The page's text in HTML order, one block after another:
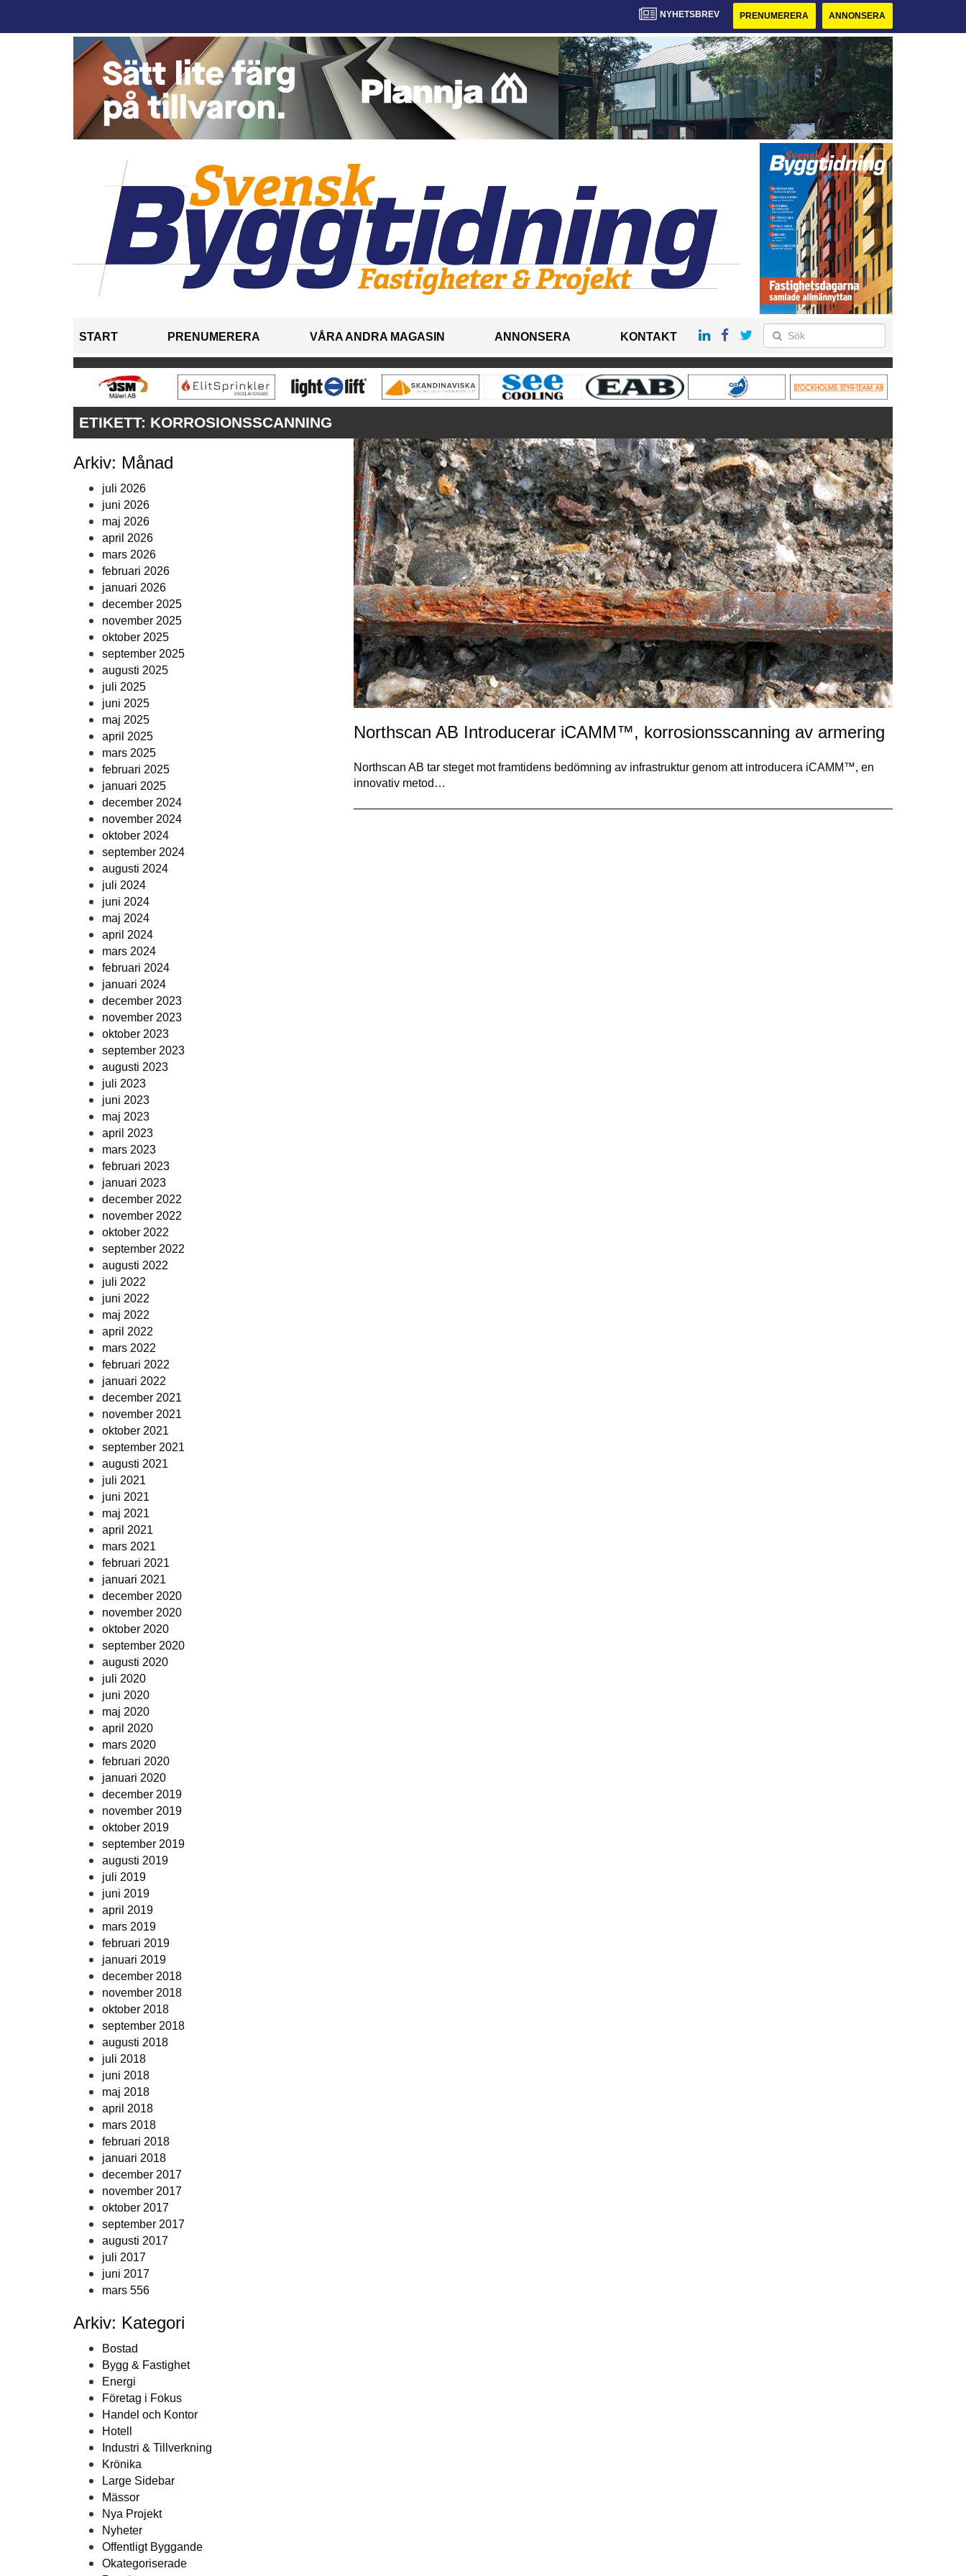
NYHETSBREV PRENUMERERA ANNONSERA
START PRENUMERERA VÅRA ANDRA MAGASIN ANNONSERA KONTAKT
ETIKETT: KORROSIONSSCANNING
Arkiv: Månad
juli 2026
juni 2026
maj 2026
april 2026
mars 2026
februari 2026
januari 2026
december 2025
november 2025
oktober 2025
september 2025
augusti 2025
juli 2025
juni 2025
maj 2025
april 2025
mars 2025
februari 2025
januari 2025
december 2024
november 2024
oktober 2024
september 2024
augusti 2024
juli 2024
juni 2024
maj 2024
april 2024
mars 2024
februari 2024
januari 2024
december 2023
november 2023
oktober 2023
september 2023
augusti 2023
juli 2023
juni 2023
maj 2023
april 2023
mars 2023
februari 2023
januari 2023
december 2022
november 2022
oktober 2022
september 2022
augusti 2022
juli 2022
juni 2022
maj 2022
april 2022
mars 2022
februari 2022
januari 2022
december 2021
november 2021
oktober 2021
september 2021
augusti 2021
juli 2021
juni 2021
maj 2021
april 2021
mars 2021
februari 2021
januari 2021
december 2020
november 2020
oktober 2020
september 2020
augusti 2020
juli 2020
juni 2020
maj 2020
april 2020
mars 2020
februari 2020
januari 2020
december 2019
november 2019
oktober 2019
september 2019
augusti 2019
juli 2019
juni 2019
april 2019
mars 2019
februari 2019
januari 2019
december 2018
november 2018
oktober 2018
september 2018
augusti 2018
juli 2018
juni 2018
maj 2018
april 2018
mars 2018
februari 2018
januari 2018
december 2017
november 2017
oktober 2017
september 2017
augusti 2017
juli 2017
juni 2017
mars 556
Arkiv: Kategori
Bostad
Bygg & Fastighet
Energi
Företag i Fokus
Handel och Kontor
Hotell
Industri & Tillverkning
Krönika
Large Sidebar
Mässor
Nya Projekt
Nyheter
Offentligt Byggande
Okategoriserade
Northscan AB Introducerar iCAMM™, korrosionsscanning av armering
Northscan AB tar steget mot framtidens bedömning av infrastruktur genom att introducera iCAMM™, en
innovativ metod…